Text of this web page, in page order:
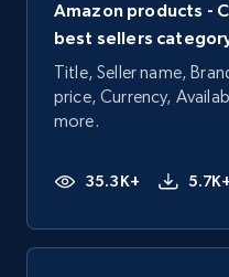
Amazon products -
best sellers category
Title, Seller name,
price, Currency,
more.
35.3K+ 5.7K+